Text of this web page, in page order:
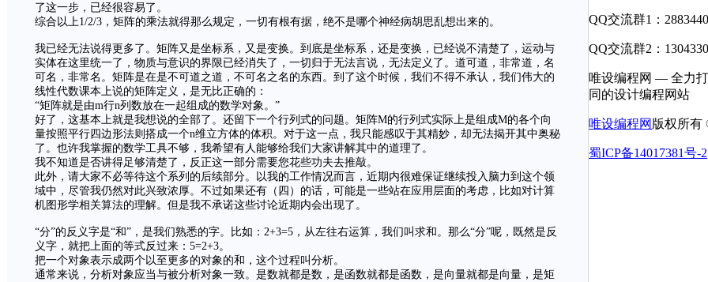
了这一步，已经很容易了。
综合以上1/2/3，矩阵的乘法就得那么规定，一切有根有据，绝不是哪个神经病胡思乱想出来的。
我已经无法说得更多了。矩阵又是坐标系，又是变换。到底是坐标系，还是变换，已经说不清楚了，运动与
实体在这里统一了，物质与意识的界限已经消失了，一切归于无法言说，无法定义了。道可道，非常道，名
可名，非常名。矩阵是在是不可道之道，不可名之名的东西。到了这个时候，我们不得不承认，我们伟大的
线性代数课本上说的矩阵定义，是无比正确的：
“矩阵就是由m行n列数放在一起组成的数学对象。”
好了，这基本上就是我想说的全部了。还留下一个行列式的问题。矩阵M的行列式实际上是组成M的各个向
量按照平行四边形法则搭成一个n维立方体的体积。对于这一点，我只能感叹于其精妙，却无法揭开其中奥秘
了。也许我掌握的数学工具不够，我希望有人能够给我们大家讲解其中的道理了。
我不知道是否讲得足够清楚了，反正这一部分需要您花些功夫去推敲。
此外，请大家不必等待这个系列的后续部分。以我的工作情况而言，近期内很难保证继续投入脑力到这个领
域中，尽管我仍然对此兴致浓厚。不过如果还有（四）的话，可能是一些站在应用层面的考虑，比如对计算
机图形学相关算法的理解。但是我不承诺这些讨论近期内会出现了。
“分”的反义字是“和”，是我们熟悉的字。比如：2+3=5，从左往右运算，我们叫求和。那么“分”呢，既然是反
义字，就把上面的等式反过来：5=2+3。
把一个对象表示成两个以至更多的对象的和，这个过程叫分析。
通常来说，分析对象应当与被分析对象一致。是数就都是数，是函数就都是函数，是向量就都是向量，是矩
QQ交流群1：
QQ交流群2：
唯设编程网 — 全力
同的设计编程网站
唯设编程网 版权所有
蜀ICP备14017381号-2